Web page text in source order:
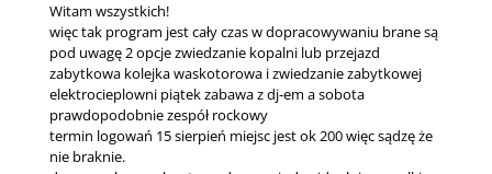
Witam wszystkich!
więc tak program jest cały czas w dopracowywaniu brane są
pod uwagę 2 opcje zwiedzanie kopalni lub przejazd
zabytkowa kolejka waskotorowa i zwiedzanie zabytkowej
elektrocieplowni piątek zabawa z dj-em a sobota
prawdopodobnie zespół rockowy
termin logowań 15 sierpień miejsc jest ok 200 więc sądzę że
nie braknie.